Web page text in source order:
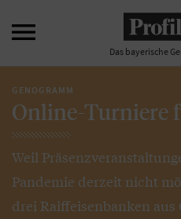

Das bayerische
GENOGRAMM
Online-Turniere
Weil
Pandemie derzeit nicht
drei Raiffeisenbanken